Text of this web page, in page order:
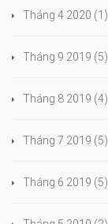
Tháng 4 2020 (1)
Tháng 9 2019 (5)
Tháng 8 2019 (4)
Tháng 7 2019 (5)
Tháng 6 2019 (5)